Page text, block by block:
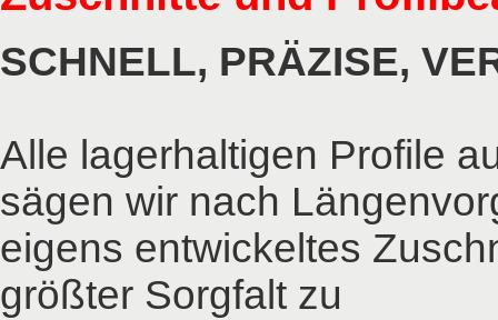
SCHNELL, PRÄZISE,
Alle lagerhaltigen Profile
sägen wir nach
eigens entwickeltes
größter Sorgfalt zu